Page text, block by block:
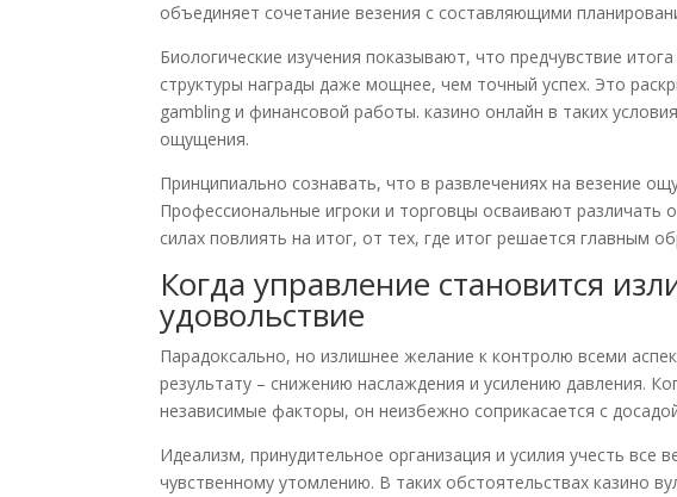
объединяет сочетание везения с составляющими
Биологические изучения показывают, что предчувствие
структуры награды даже мощнее, чем точный успех. Это
gambling и финансовой работы. казино онлайн в таких
ощущения.
Принципиально сознавать, что в развлечениях на везение
Профессиональные игроки и торговцы осваивают различать
силах повлиять на итог, от тех, где итог решается главным
Когда управление становится
удовольствие
Парадоксально, но излишнее желание к контролю всеми
результату – снижению наслаждения и усилению давления.
независимые факторы, он неизбежно соприкасается с
Идеализм, принудительное организация и усилия учесть все
чувственному утомлению. В таких обстоятельствах казино